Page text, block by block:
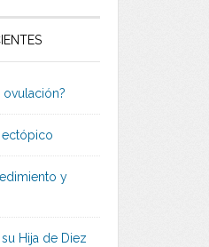
ectópico
y
Hija de Diez